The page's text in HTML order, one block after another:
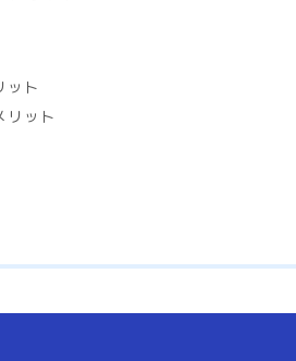
ット
リット